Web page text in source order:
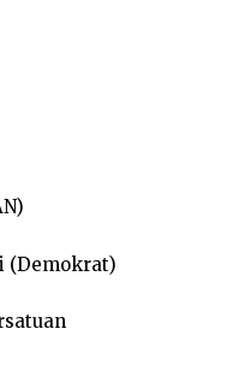
(Demokrat)